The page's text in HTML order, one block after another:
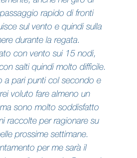
rapido di fronti
sul vento e quindi sulla
durante la regata.
con vento sui 15 nodi,
salti quindi molto difficile.
a pari punti col secondo e
voluto fare almeno un
sono molto soddisfatto
raccolte per ragionare su
prossime settimane.
per me sarà il